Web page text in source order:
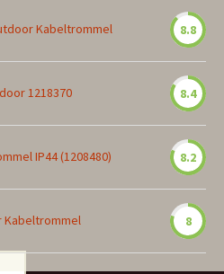
Kabeltrommel 8.8
1218370 8.4
IP44 (1208480) 8.2
Kabeltrommel 8